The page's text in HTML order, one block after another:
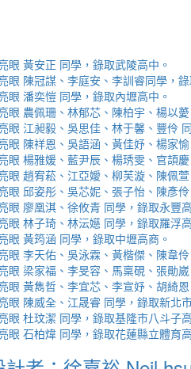
眼 黃安正 同學，錄取武陵高中。
眼 陳冠謀、李庭安、李訓睿同學，
眼 潘奕愷 同學，錄取內壢高中。
眼 農佩珊、林郁芯、陳柏宇、楊以
眼 江昶毅、吳思佳、林于馨、豐伶
眼 陳祥恩、吳語涵、黃佳妤、楊家
眼 楊雅媛、藍尹辰、楊琇雯、官頡
眼 趙宥菘、江亞嬡、柳芙漩、陳佩
眼 邱姿彤、吳芯妮、張子怡、陳彥
眼 廖凰淇、徐攸青 同學，錄取永豐
眼 林子琦、林沄嬨 同學，錄取羅浮
眼 黃筠涵 同學，錄取中壢高商。
眼 李天佑、吳泳霖、黃楷傑、陳韋
眼 梁家福、李旻容、馬稟硯、張勛
眼 黃雋哲、李宜芯、李宣妤、胡綺
眼 陳威全、江晟睿 同學，錄取新北
眼 杜玟潔 同學，錄取基隆市八斗子
眼 石柏煒 同學，錄取花蓮縣立體育